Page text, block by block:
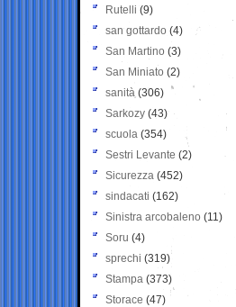
Rutelli (9)
san gottardo (4)
San Martino (3)
San Miniato (2)
sanità (306)
Sarkozy (43)
scuola (354)
Sestri Levante (2)
Sicurezza (452)
sindacati (162)
Sinistra arcobaleno (11)
Soru (4)
sprechi (319)
Stampa (373)
Storace (47)